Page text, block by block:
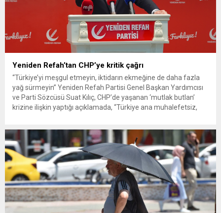
Yeniden Refah’tan CHP’ye kritik çağrı
“Türkiye’yi meşgul etmeyin, iktidarın ekmeğine de daha fazla
yağ sürmeyin” Yeniden Refah Partisi Genel Başkan Yardımcısı
ve Parti Sözcüsü Suat Kılıç, CHP’de yaşanan ‘mutlak butlan’
krizine ilişkin yaptığı açıklamada, “Türkiye ana muhalefetsiz,
olun. Türkiye’yi...